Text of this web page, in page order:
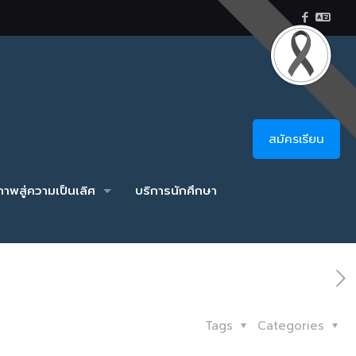
พสู่ความเป็นเลิศ บริการนักศึกษา
สมัครเรียน
Categories
Tags